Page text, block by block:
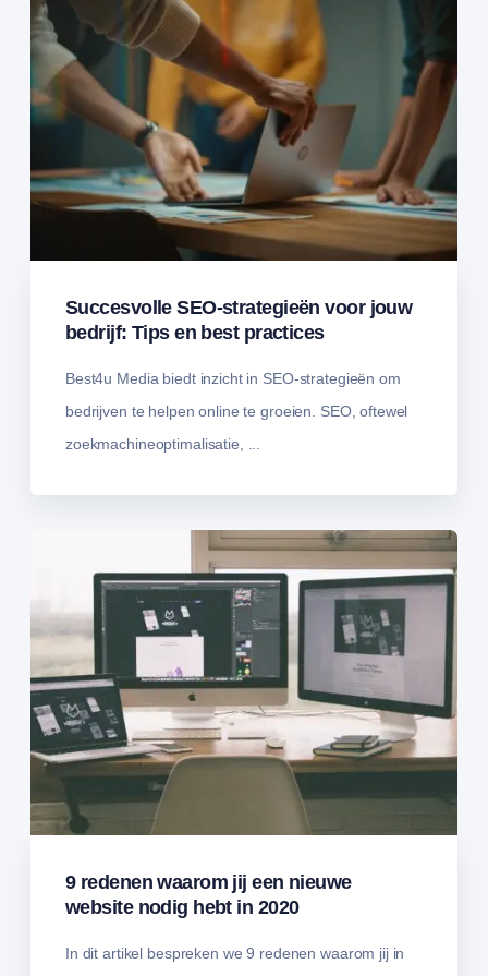
Succesvolle SEO-strategieën voor jouw
bedrijf: Tips en best practices
Best4u Media biedt inzicht in SEO-strategieën om
bedrijven te helpen online te groeien. SEO, oftewel
zoekmachineoptimalisatie, ...
9 redenen waarom jij een nieuwe
website nodig hebt in 2020
In dit artikel bespreken we 9 redenen waarom jij in